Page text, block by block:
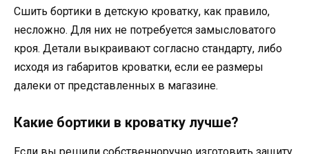
Сшить бортики в детскую кроватку, как правило,
несложно. Для них не потребуется замысловатого
кроя. Детали выкраивают согласно стандарту, либо
исходя из габаритов кроватки, если ее размеры
далеки от представленных в магазине.
Какие бортики в кроватку лучше?